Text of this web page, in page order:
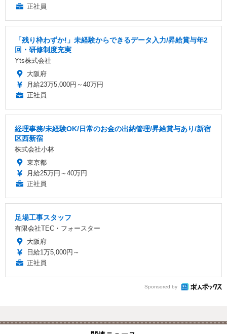
正社員
「残り枠わずか!」未経験からできるデータ入力/昇給賞与年2
回・研修制度充実
Yts株式会社
大阪府
月給23万5,000円～40万円
正社員
経理事務/未経験OK/日常のお金の出納管理/昇給賞与あり/新宿
区西新宿
株式会社小林
東京都
月給25万円～40万円
正社員
足場工事スタッフ
有限会社TEC・フォースター
大阪府
日給1万5,000円～
正社員
Sponsored by